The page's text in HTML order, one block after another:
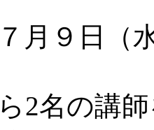
月９日（
2名の講